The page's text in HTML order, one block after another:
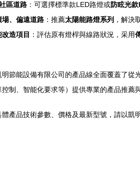
區道路 ：可選擇標準款LED路燈或防眩光
場、偏遠道路 ：推薦太陽能路燈系列 ，解決
造項目 ：評估原有燈桿與線路狀況，采用
節能設備有限公司的產品線全面覆蓋了從光
預算控制、智能化要求等）提供專業的產品
體產品技術參數、價格及最新型號，請以